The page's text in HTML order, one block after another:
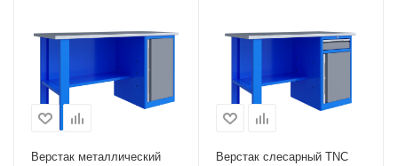
Верстак металлический
Верстак слесарный TNC